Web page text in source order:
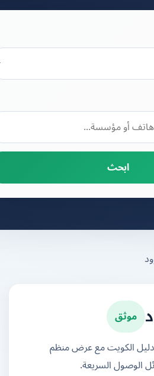
ابحث
مع عرض منظم
السريعة.